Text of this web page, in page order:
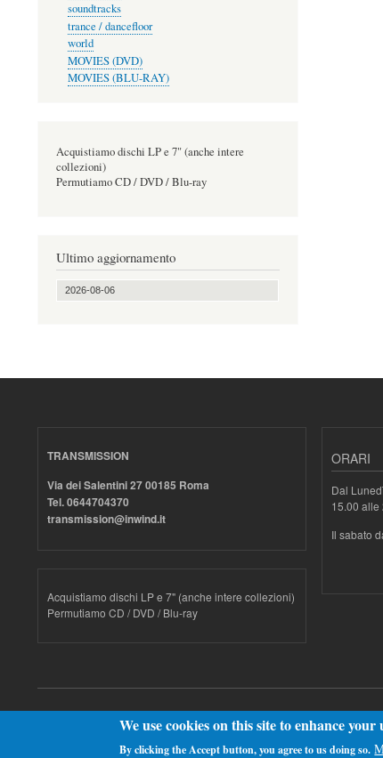
soundtracks
trance / dancefloor
world
MOVIES (DVD)
MOVIES (BLU-RAY)
Acquistiamo dischi LP e 7" (anche intere
collezioni)
Permutiamo CD / DVD / Blu-ray
Ultimo aggiornamento
2026-08-06
TRANSMISSION
Via dei Salentini 27 00185 Roma
Tel. 0644704370
transmission@inwind.it
Acquistiamo dischi LP e 7" (anche intere collezioni)
Permutiamo CD / DVD / Blu-ray
ORARI
Dal
15.00 alle
Il sabato
Drupal
We use cookies on this site to enhance your
By clicking the Accept button, you agree to us doing so.